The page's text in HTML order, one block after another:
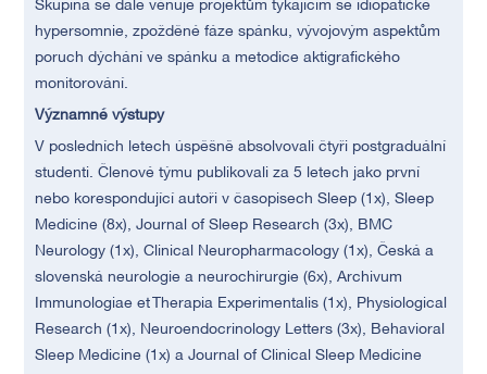
Skupina se dále věnuje projektům týkajícím se idiopatické
hypersomnie, zpožděné fáze spánku, vývojovým aspektům
poruch dýchání ve spánku a metodice aktigrafického
monitorování.
Významné výstupy
V posledních letech úspěšně absolvovali čtyři postgraduální
studenti. Členové týmu publikovali za 5 letech jako první
nebo korespondující autoři v časopisech Sleep (1x), Sleep
Medicine (8x), Journal of Sleep Research (3x), BMC
Neurology (1x), Clinical Neuropharmacology (1x), Česká a
slovenská neurologie a neurochirurgie (6x), Archivum
Immunologiae et Therapia Experimentalis (1x), Physiological
Research (1x), Neuroendocrinology Letters (3x), Behavioral
Sleep Medicine (1x) a Journal of Clinical Sleep Medicine